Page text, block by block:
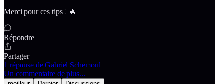
Merci pour ces tips ! 🔥
Répondre
Partager
1 réponse de Gabriel Schemoul
Un commentaire de plus...